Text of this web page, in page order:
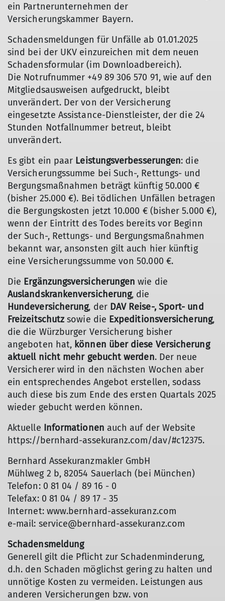
ein Partnerunternehmen der
Versicherungskammer Bayern.
Schadensmeldungen für Unfälle ab 01.01.2025
sind bei der UKV einzureichen mit dem neuen
Schadensformular (im Downloadbereich).
Die Notrufnummer +49 89 306 570 91, wie auf den
Mitgliedsausweisen aufgedruckt, bleibt
unverändert. Der von der Versicherung
eingesetzte Assistance-Dienstleister, der die 24
Stunden Notfallnummer betreut, bleibt
unverändert.
Es gibt ein paar Leistungsverbesserungen: die
Versicherungssumme bei Such-, Rettungs- und
Bergungsmaßnahmen beträgt künftig 50.000 €
(bisher 25.000 €). Bei tödlichen Unfällen betragen
die Bergungskosten jetzt 10.000 € (bisher 5.000 €),
wenn der Eintritt des Todes bereits vor Beginn
der Such-, Rettungs- und Bergungsmaßnahmen
bekannt war, ansonsten gilt auch hier künftig
eine Versicherungssumme von 50.000 €.
Die Ergänzungsversicherungen wie die
Auslandskrankenversicherung, die
Hundeversicherung, der DAV Reise-, Sport- und
Freizeitschutz sowie die Expeditionsversicherung,
die die Würzburger Versicherung bisher
angeboten hat, können über diese Versicherung
aktuell nicht mehr gebucht werden. Der neue
Versicherer wird in den nächsten Wochen aber
ein entsprechendes Angebot erstellen, sodass
auch diese bis zum Ende des ersten Quartals 2025
wieder gebucht werden können.
Aktuelle Informationen auch auf der Website
https://bernhard-assekuranz.com/dav/#c12375.
Bernhard Assekuranzmakler GmbH
Mühlweg 2 b, 82054 Sauerlach (bei München)
Telefon: 0 81 04 / 89 16 - 0
Telefax: 0 81 04 / 89 17 - 35
Internet: www.bernhard-assekuranz.com
e-mail: service@bernhard-assekuranz.com
Schadensmeldung
Generell gilt die Pflicht zur Schadenminderung,
d.h. den Schaden möglichst gering zu halten und
unnötige Kosten zu vermeiden. Leistungen aus
anderen Versicherungen bzw. von